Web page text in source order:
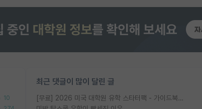
10
최근 댓글이 많이 달린 글
[무료] 2026 미국 대학원 유학 스타터팩 - 가이드북 & 합격자 컨택메일 템플릿